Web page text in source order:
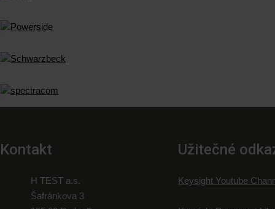
Kontakt
H TEST a.s.
Šafránkova 3
Užitečné
Keysight Youtube